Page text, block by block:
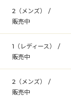
2（メンズ）
/
販売中
1（レディース）
/
販売中
2（メンズ）
/
販売中